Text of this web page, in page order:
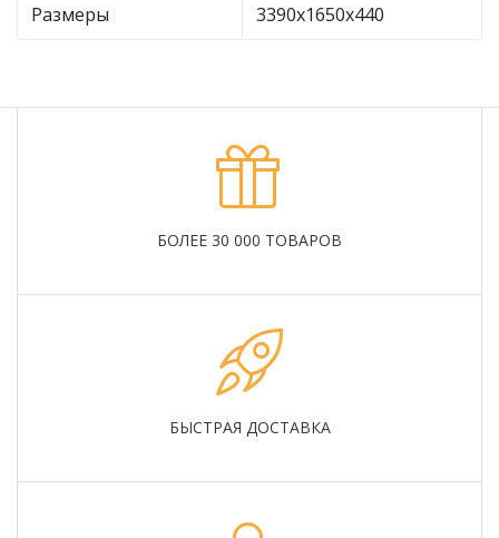
Размеры 3390х1650х440
БОЛЕЕ 30 000 ТОВАРОВ
БЫСТРАЯ ДОСТАВКА